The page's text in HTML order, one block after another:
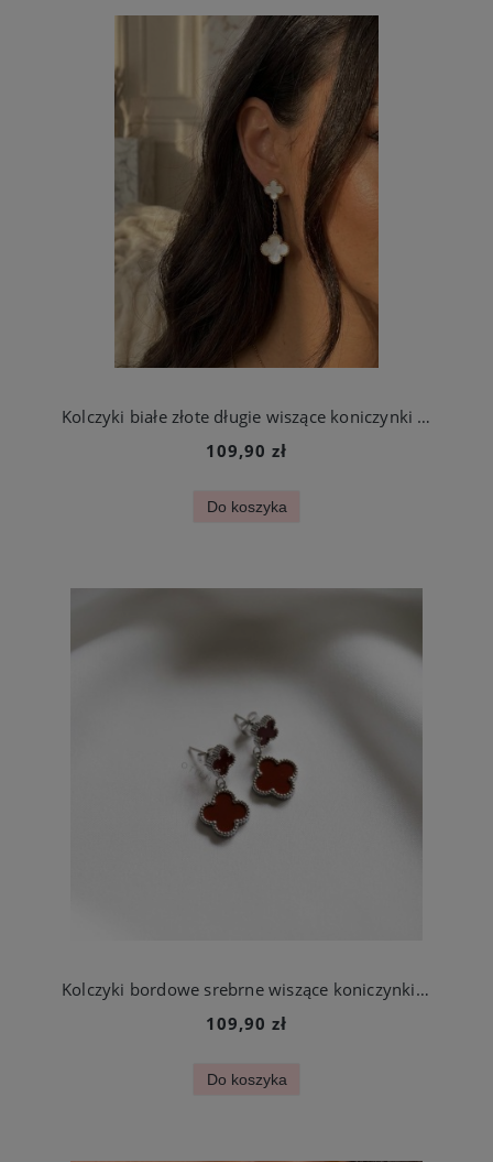
Kolczyki białe złote długie wiszące koniczynki ze stali chirurgicznej
109,90 zł
Do koszyka
Kolczyki bordowe srebrne wiszące koniczynki ze stali szlachetnej
109,90 zł
Do koszyka